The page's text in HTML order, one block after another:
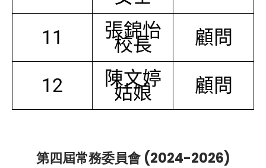
11 張錦怡
校長 顧問
12 陳文婷
姑娘 顧問
第四屆常務委員會 (2024-2026)